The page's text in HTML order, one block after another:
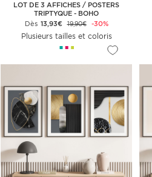
LOT DE 3 AFFICHES / POSTERS
TRIPTYQUE - BOHO
Dès 13,93€ 19,90€ -30%
Plusieurs tailles et coloris